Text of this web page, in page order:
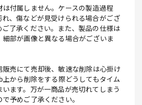
付属しません。ケースの製造過程
、傷などが見受けられる場合がござ
了承ください。また、製品の仕様は
部が画像と異なる場合がございま
売にて売却後、敏速な削除は心掛け
から削除をする際どうしてもタイム
ます。万が一商品が売切れてしまう
予めご了承ください。